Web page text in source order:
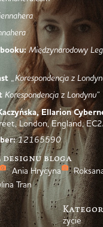
Międzynarodowy
„Korespondencja z
Korespondencja z Londynu”
Ellarion
London, England,
12165590
bloga
Ania Hrycyna
Tran
życie